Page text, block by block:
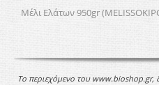
Μέλι Ελάτων 950gr
Το περιεχόμενο του www.bioshop.gr,